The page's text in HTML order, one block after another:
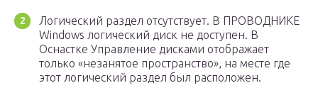
Логический раздел отсутствует. В ПРОВОДНИКЕ
Windows логический диск не доступен. В
Оснастке Управление дисками отображает
только «незанятое пространство», на месте где
этот логический раздел был расположен.